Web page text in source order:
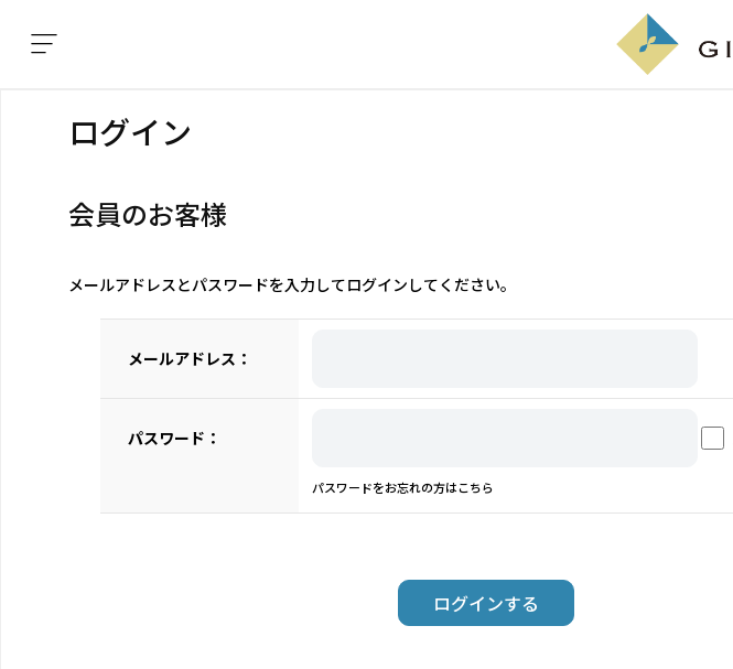
ログイン
会員のお客様
メールアドレスとパスワードを入力してログインしてください。
メールアドレス：
パスワード：
パスワードをお忘れの方はこちら